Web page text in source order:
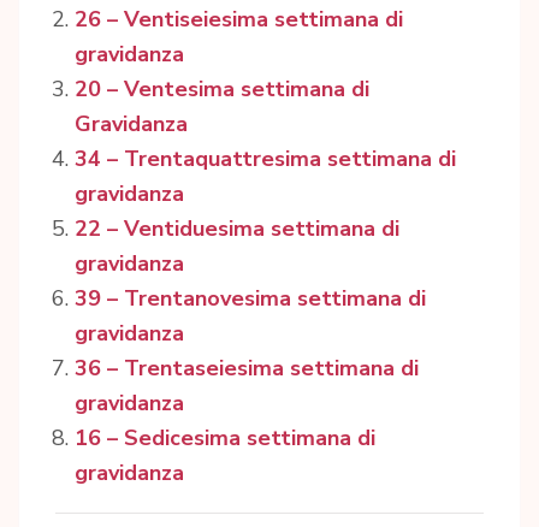
26 – Ventiseiesima settimana di
gravidanza
20 – Ventesima settimana di
Gravidanza
34 – Trentaquattresima settimana di
gravidanza
22 – Ventiduesima settimana di
gravidanza
39 – Trentanovesima settimana di
gravidanza
36 – Trentaseiesima settimana di
gravidanza
16 – Sedicesima settimana di
gravidanza